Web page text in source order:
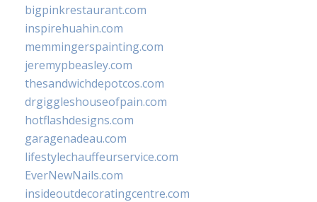
bigpinkrestaurant.com
inspirehuahin.com
memmingerspainting.com
jeremypbeasley.com
thesandwichdepotcos.com
drgiggleshouseofpain.com
hotflashdesigns.com
garagenadeau.com
lifestylechauffeurservice.com
EverNewNails.com
insideoutdecoratingcentre.com